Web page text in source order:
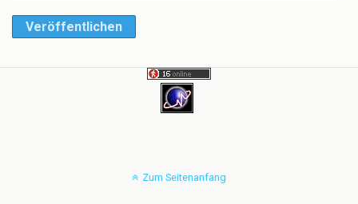
Veröffentlichen
Zum Seitenanfang